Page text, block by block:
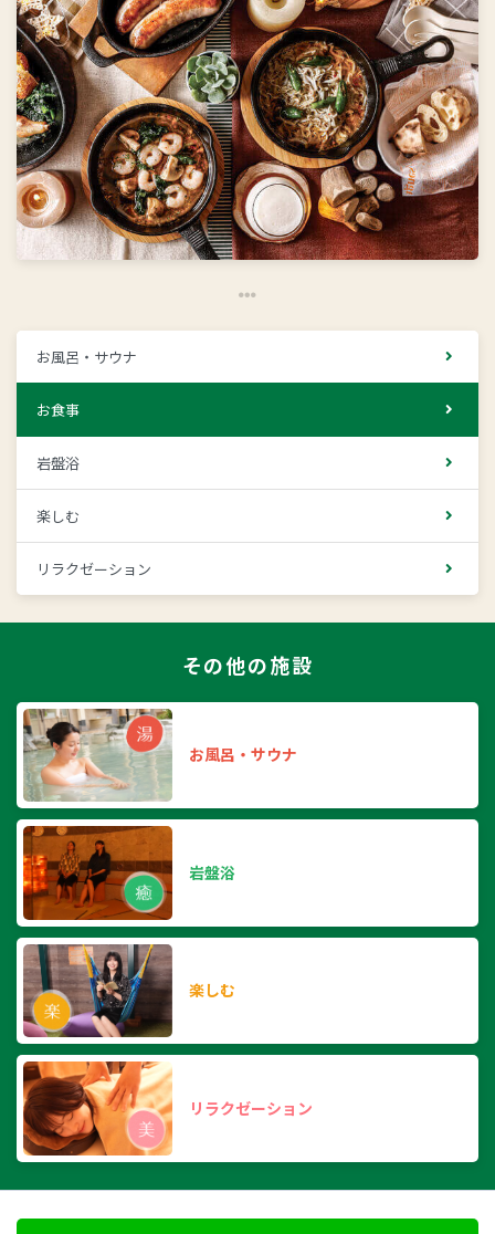
お風呂・サウナ
お食事
岩盤浴
楽しむ
リラクゼーション
その他の施設
お風呂・サウナ
岩盤浴
楽しむ
リラクゼーション